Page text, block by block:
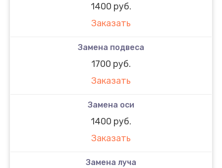
1400 руб.
Заказать
Замена подвеса
1700 руб.
Заказать
Замена оси
1400 руб.
Заказать
Замена луча